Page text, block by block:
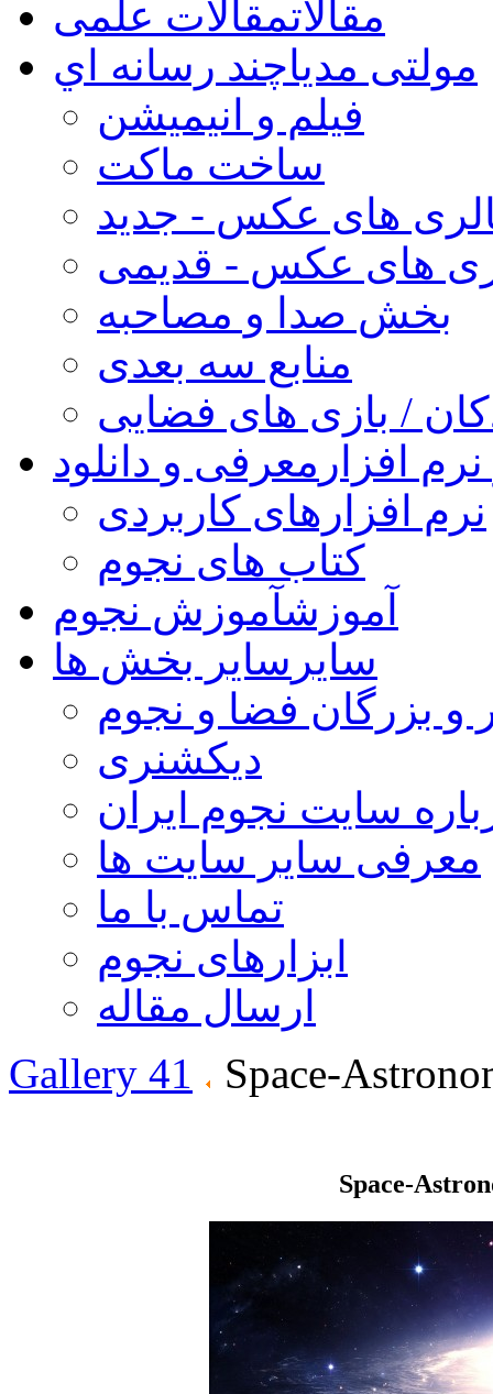
مقالاتمقالات علمی
مولتی مدیاچند رسانه اي
فیلم و انیمیشن
ساخت ماکت
های عکس - جدید
های عکس - قدیمی
بخش صدا و مصاحبه
منابع سه بعدی
/ بازی های فضایی
افزار معرفی و دانلود
نرم افزارهای کاربردی
کتاب های نجوم
آموزشآموزش نجوم
سایر سایر بخش ها
و بزرگان فضا و نجوم
دیکشنری
سایت نجوم ایران
معرفی سایر سایت ها
تماس با ما
ابزارهای نجوم
ارسال مقاله
Gallery 41
Space-
Space-